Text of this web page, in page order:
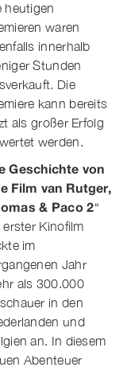
heutigen
waren
innerhalb
Stunden
Die
kann bereits
als großer Erfolg
werden.
Geschichte von
Film van Rutger,
& Paco 2“
erster Kinofilm
im
Jahr
als 300.000
in den
und
an. In diesem
Abenteuer